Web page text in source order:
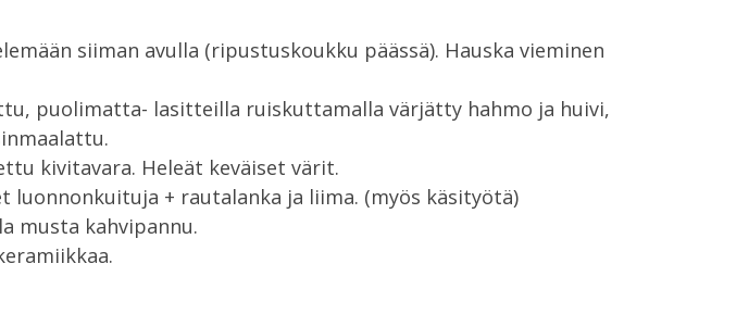
siiman avulla (ripustuskoukku päässä). Hauska vieminen
puolimatta- lasitteilla ruiskuttamalla värjätty hahmo ja huivi,
kivitavara. Heleät keväiset värit.
luonnonkuituja + rautalanka ja liima. (myös käsityötä)
musta kahvipannu.